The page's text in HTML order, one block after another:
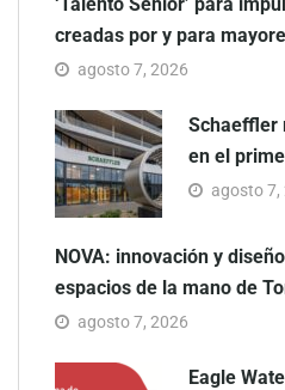
creadas por y para
agosto 7, 2026
Schaeffler
en el
agosto 7,
NOVA: innovación y
espacios de la mano de
agosto 7, 2026
Eagle